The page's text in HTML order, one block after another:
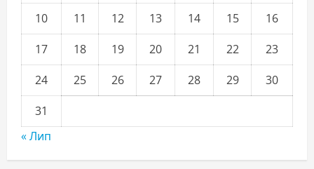
10
11 12 13 14 15
16
17
18 19 20 21 22
23
24
25 26 27 28 29
30
31
« Лип